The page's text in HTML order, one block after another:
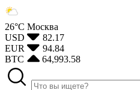
26°С Москва
USD
82.17
EUR
94.84
BTC
64,993.58